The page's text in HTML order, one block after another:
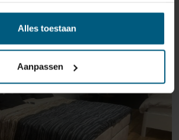
Alles toestaan
Aanpassen
MAASTRICHT